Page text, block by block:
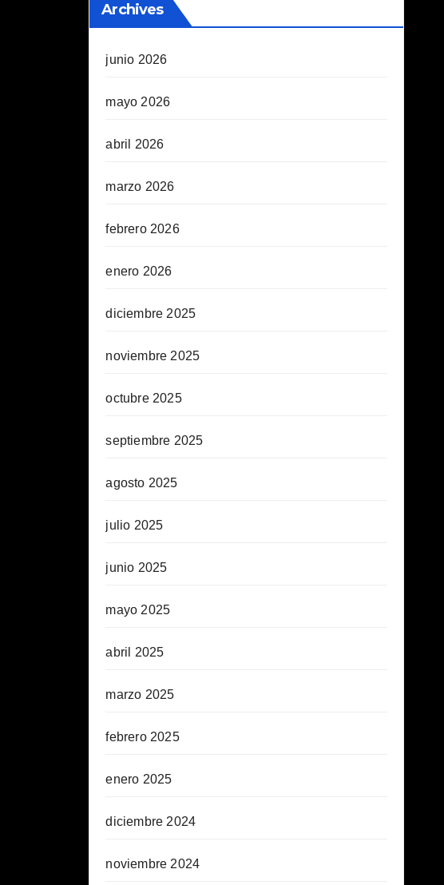
Archives
junio 2026
mayo 2026
abril 2026
marzo 2026
febrero 2026
enero 2026
diciembre 2025
noviembre 2025
octubre 2025
septiembre 2025
agosto 2025
julio 2025
junio 2025
mayo 2025
abril 2025
marzo 2025
febrero 2025
enero 2025
diciembre 2024
noviembre 2024